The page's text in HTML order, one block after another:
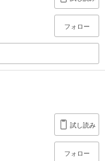
フォロー
試し読み
フォロー